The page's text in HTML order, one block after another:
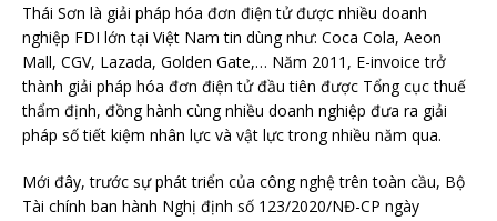
Thái Sơn là giải pháp hóa đơn điện tử được nhiều doanh
nghiệp FDI lớn tại Việt Nam tin dùng như: Coca Cola, Aeon
Mall, CGV, Lazada, Golden Gate,… Năm 2011, E-invoice trở
thành giải pháp hóa đơn điện tử đầu tiên được Tổng cục thuế
thẩm định, đồng hành cùng nhiều doanh nghiệp đưa ra giải
pháp số tiết kiệm nhân lực và vật lực trong nhiều năm qua.
Mới đây, trước sự phát triển của công nghệ trên toàn cầu, Bộ
Tài chính ban hành Nghị định số 123/2020/NĐ-CP ngày